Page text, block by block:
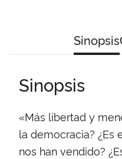
Sinopsis
Sinopsis
«Más libertad y
la democracia? ¿Es
nos han vendido?